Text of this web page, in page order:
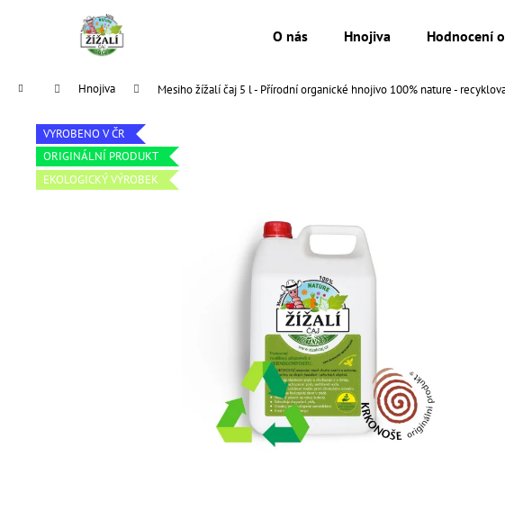
O nás Hnojiva Hodnocení
Domů Hnojiva Mesiho žížalí čaj 5 l - Přírodní organické hnojivo 100% nature -
VYROBENO V ČR
ORIGINÁLNÍ PRODUKT
EKOLOGICKÝ VÝROBEK
Zpět
Zpět
Co
MESIHO ŽÍŽALÍ ČAJ 0.5 L - PŘÍRODNÍ
ORGANICKÉ HNOJIVO 100% NATURE
MESIHO ŽÍŽALÍ
BIOUHLÍKEM 999
97 900 Kč